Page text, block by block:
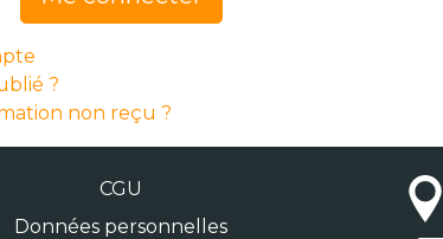
?
non reçu ?
CGU
Données personnelles